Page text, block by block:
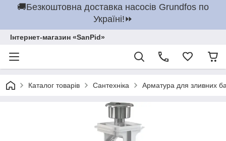
🚚Безкоштовна доставка насосів Grundfos по
Україні!⏩
Інтернет-магазин «SanPid»
Каталог товарів Сантехніка Арматура для зливних